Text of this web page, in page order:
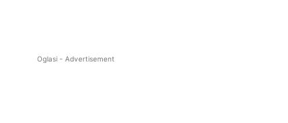
Oglasi - Advertisement